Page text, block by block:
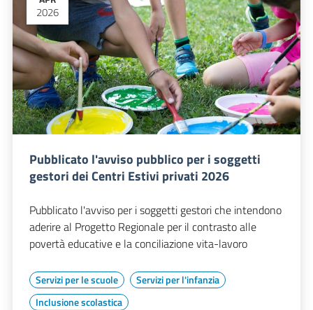
2026
Pubblicato l'avviso pubblico per i soggetti
gestori dei Centri Estivi privati 2026
Pubblicato l'avviso per i soggetti gestori che intendono
aderire al Progetto Regionale per il contrasto alle
povertà educative e la conciliazione vita-lavoro
Servizi per le scuole
Servizi per l'infanzia
Inclusione scolastica